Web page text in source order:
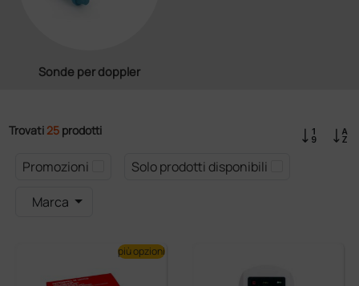
Sonde per doppler
Trovati 25 prodotti
Promozioni
Solo prodotti disponibili
Marca
più opzioni